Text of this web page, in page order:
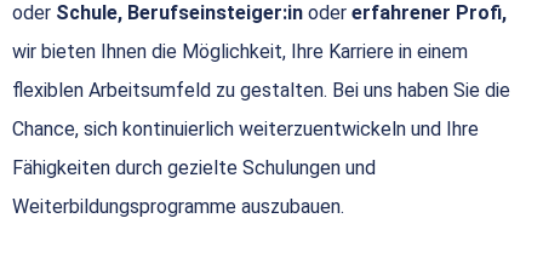
oder Schule, Berufseinsteiger:in oder erfahrener Profi,
wir bieten Ihnen die Möglichkeit, Ihre Karriere in einem
flexiblen Arbeitsumfeld zu gestalten. Bei uns haben Sie die
Chance, sich kontinuierlich weiterzuentwickeln und Ihre
Fähigkeiten durch gezielte Schulungen und
Weiterbildungsprogramme auszubauen.